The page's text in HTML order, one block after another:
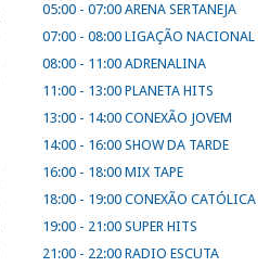
05:00 - 07:00 ARENA SERTANEJA
07:00 - 08:00 LIGAÇÃO NACIONAL
08:00 - 11:00 ADRENALINA
11:00 - 13:00 PLANETA HITS
13:00 - 14:00 CONEXÃO JOVEM
14:00 - 16:00 SHOW DA TARDE
16:00 - 18:00 MIX TAPE
18:00 - 19:00 CONEXÃO CATÓLICA
19:00 - 21:00 SUPER HITS
21:00 - 22:00 RADIO ESCUTA